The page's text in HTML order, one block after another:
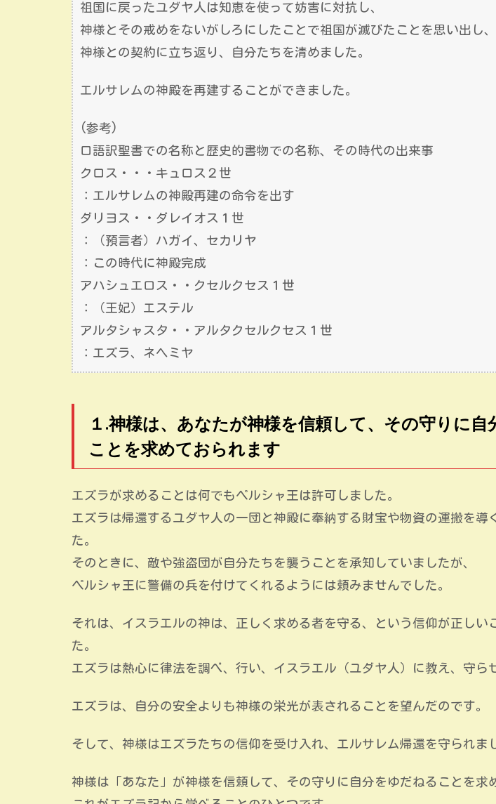
祖国に戻ったユダヤ人は知恵を使って妨害に対抗し、
神様とその戒めをないがしろにしたことで祖国が滅びたことを思い出し、
神様との契約に立ち返り、自分たちを清めました。
エルサレムの神殿を再建することができました。
(参考)
口語訳聖書での名称と歴史的書物での名称、その時代の出来事
クロス・・・キュロス２世
：エルサレムの神殿再建の命令を出す
ダリヨス・・ダレイオス１世
：（預言者）ハガイ、セカリヤ
：この時代に神殿完成
アハシュエロス・・クセルクセス１世
：（王妃）エステル
アルタシャスタ・・アルタクセルクセス１世
：エズラ、ネヘミヤ
１.神様は、あなたが神様を信頼して、その守りに自
ことを求めておられます
エズラが求めることは何でもペルシャ王は許可しました。
エズラは帰還するユダヤ人の一団と神殿に奉納する財宝や物資の運搬を導
た。
そのときに、敵や強盗団が自分たちを襲うことを承知していましたが、
ペルシャ王に警備の兵を付けてくれるようには頼みませんでした。
それは、イスラエルの神は、正しく求める者を守る、という信仰が正しい
た。
エズラは熱心に律法を調べ、行い、イスラエル（ユダヤ人）に教え、守ら
エズラは、自分の安全よりも神様の栄光が表されることを望んだのです。
そして、神様はエズラたちの信仰を受け入れ、エルサレム帰還を守られま
神様は「あなた」が神様を信頼して、その守りに自分をゆだねることを求